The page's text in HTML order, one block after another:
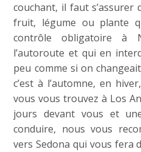
couchant, il faut s’assurer
fruit, légume ou plante
contrôle obligatoire à
l’autoroute et qui en
peu comme si on
c’est à l’automne, en
vous vous trouvez à Los
jours devant vous et
conduire, nous vous
vers Sedona qui vous fera